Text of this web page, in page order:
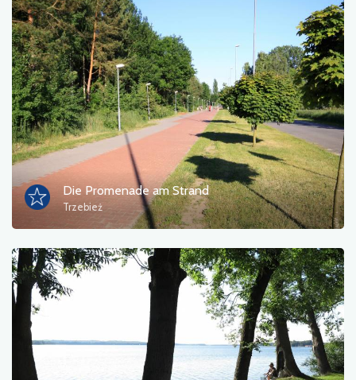
Die Promenade am Strand
Trzebież